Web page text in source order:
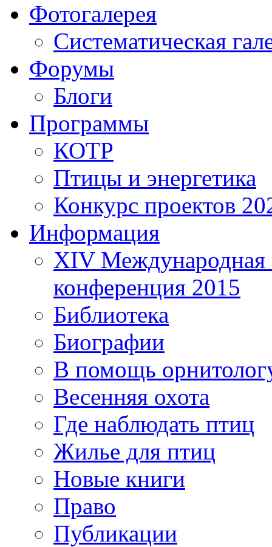
Фотогалерея
Систематическая
Форумы
Блоги
Программы
КОТР
Птицы и энергетика
Конкурс проектов
Информация
XIV Международная
конференция 2015
Библиотека
Биографии
В помощь
Весенняя охота
Где наблюдать птиц
Жилье для птиц
Новые книги
Право
Публикации